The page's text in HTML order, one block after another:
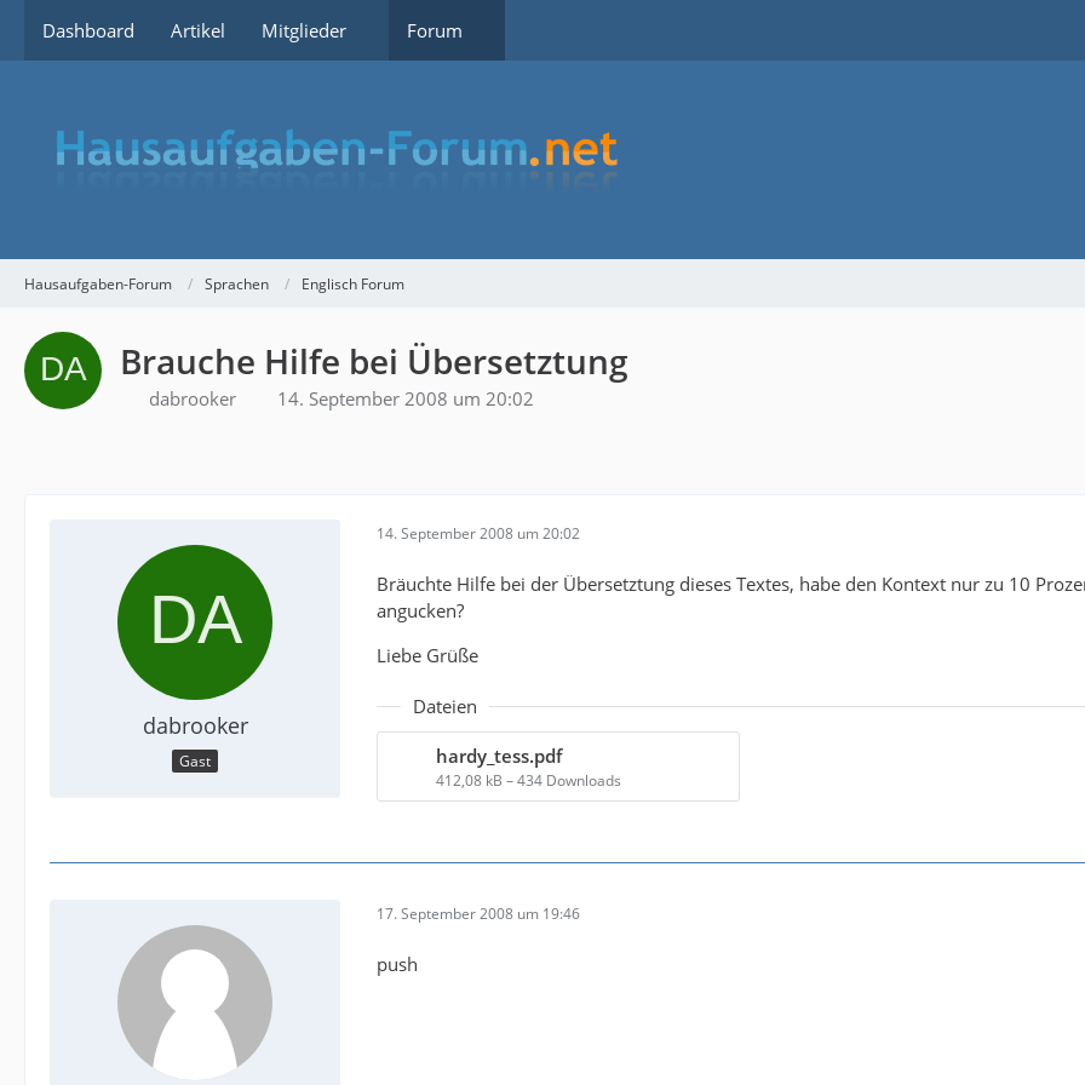
Dashboard Artikel Mitglieder Forum
Hausaufgaben-Forum Sprachen Englisch Forum
Brauche Hilfe bei Übersetztung
dabrooker 14. September 2008 um 20:02
dabrooker
Gast
14. September 2008 um 20:02
Bräuchte Hilfe bei der Übersetztung dieses Textes, habe den Kontext nur zu 10
angucken?
Liebe Grüße
Dateien
hardy_tess.pdf
412,08 kB – 434 Downloads
17. September 2008 um 19:46
push